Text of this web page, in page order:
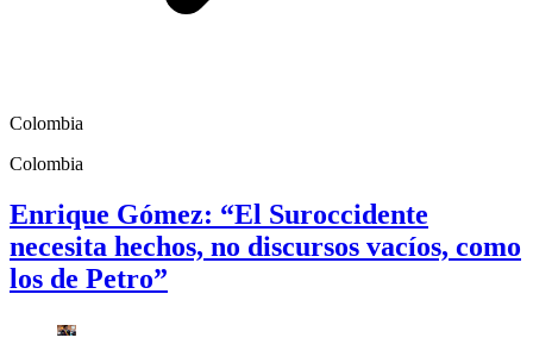
Colombia
Colombia
Enrique Gómez: “El Suroccidente
necesita hechos, no discursos vacíos, como
los de Petro”